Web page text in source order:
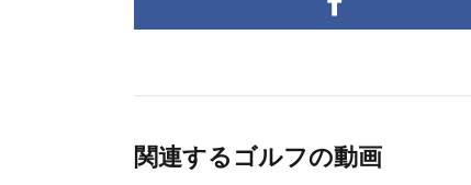
関連するゴルフの動画